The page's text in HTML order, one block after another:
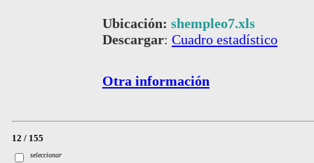
Ubicación: shempleo7.xls
Descargar: Cuadro estadístico
Otra información
12 / 155
seleccionar